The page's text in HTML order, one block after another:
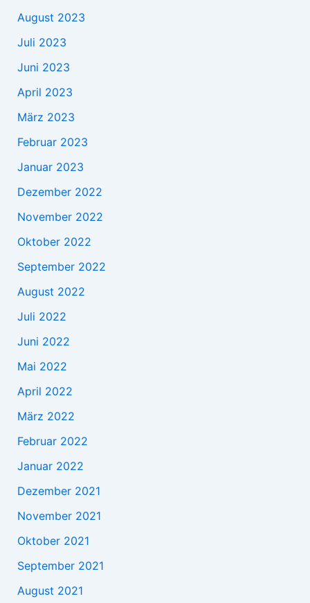
August 2023
Juli 2023
Juni 2023
April 2023
März 2023
Februar 2023
Januar 2023
Dezember 2022
November 2022
Oktober 2022
September 2022
August 2022
Juli 2022
Juni 2022
Mai 2022
April 2022
März 2022
Februar 2022
Januar 2022
Dezember 2021
November 2021
Oktober 2021
September 2021
August 2021